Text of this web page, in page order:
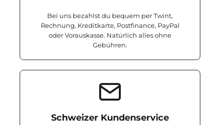
Bei uns bezahlst du bequem per Twint,
Rechnung, Kreditkarte, Postfinance, PayPal
oder Vorauskasse. Natürlich alles ohne
Gebühren.
Schweizer Kundenservice